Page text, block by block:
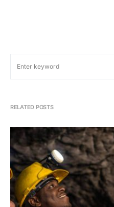
RELATED POSTS